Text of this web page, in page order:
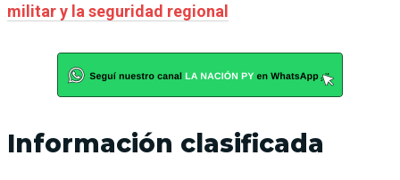
militar y la seguridad regional
Información clasificada